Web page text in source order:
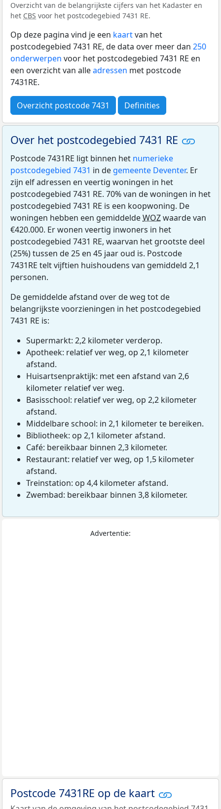
Overzicht van de belangrijkste cijfers van het Kadaster en
het CBS voor het postcodegebied 7431 RE.
Op deze pagina vind je een kaartvan het
postcodegebied 7431 RE, de data over meer dan 250
onderwerpen voor het postcodegebied 7431 RE en
een overzicht van alleadressen met postcode
7431RE.
Overzicht postcode 7431 Definities
Over het postcodegebied 7431 RE
Postcode 7431RE ligt binnen het numerieke
postcodegebied 7431 in de gemeente Deventer. Er
zijn elf adressen en veertig woningen in het
postcodegebied 7431 RE. 70% van de woningen in het
postcodegebied 7431 RE is een koopwoning. De
woningen hebben een gemiddeldeWOZwaarde van
€420.000. Er wonen veertig inwoners in het
postcodegebied 7431 RE, waarvan het grootste deel
(25%) tussen de 25 en 45 jaar oud is. Postcode
7431RE telt vijftien huishoudens van gemiddeld 2,1
personen.
De gemiddelde afstand over de weg tot de
belangrijkste voorzieningen in het postcodegebied
7431 RE is:
Supermarkt: 2,2 kilometer verderop.
Apotheek: relatief ver weg, op 2,1 kilometer
afstand.
Huisartsenpraktijk: met een afstand van 2,6
kilometer relatief ver weg.
Basisschool: relatief ver weg, op 2,2 kilometer
afstand.
Middelbare school: in 2,1 kilometer te bereiken.
Bibliotheek: op 2,1 kilometer afstand.
Café: bereikbaar binnen 2,3 kilometer.
Restaurant: relatief ver weg, op 1,5 kilometer
afstand.
Treinstation: op 4,4 kilometer afstand.
Zwembad: bereikbaar binnen 3,8 kilometer.
Advertentie:
Postcode 7431RE op de kaart